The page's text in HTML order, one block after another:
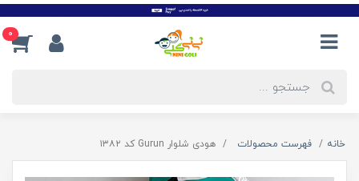
0
خانه فهرست محصولات هودی شلوار Gurun کد ۱۳۸۲